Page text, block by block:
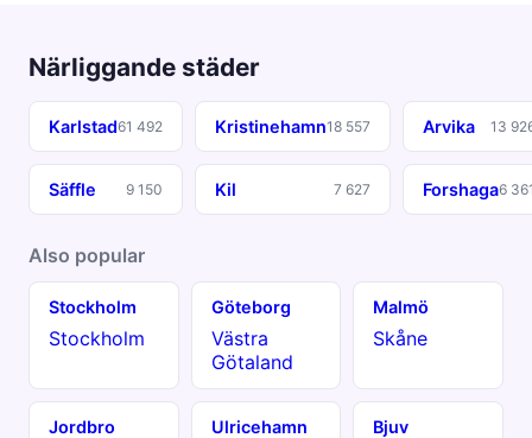
Närliggande städer
Karlstad61 492 Kristinehamn18 557 Arvika 13
Säffle 9 150 Kil 7 627 Forshaga6
Also popular
Stockholm
Stockholm
Göteborg
Västra
Götaland
Malmö
Skåne
Jordbro Ulricehamn Bjuv